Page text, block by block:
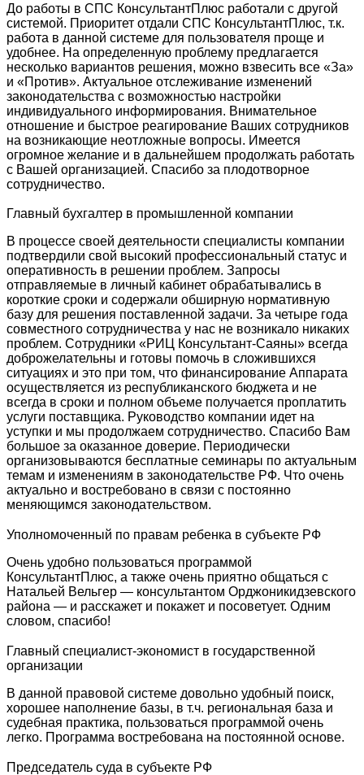
До работы в СПС КонсультантПлюс работали с другой
системой. Приоритет отдали СПС КонсультантПлюс, т.к.
работа в данной системе для пользователя проще и
удобнее. На определенную проблему предлагается
несколько вариантов решения, можно взвесить все «За»
и «Против». Актуальное отслеживание изменений
законодательства с возможностью настройки
индивидуального информирования. Внимательное
отношение и быстрое реагирование Ваших сотрудников
на возникающие неотложные вопросы. Имеется
огромное желание и в дальнейшем продолжать работать
с Вашей организацией. Спасибо за плодотворное
сотрудничество.
Главный бухгалтер в промышленной компании
В процессе своей деятельности специалисты компании
подтвердили свой высокий профессиональный статус и
оперативность в решении проблем. Запросы
отправляемые в личный кабинет обрабатывались в
короткие сроки и содержали обширную нормативную
базу для решения поставленной задачи. За четыре года
совместного сотрудничества у нас не возникало никаких
проблем. Сотрудники «РИЦ Консультант-Саяны» всегда
доброжелательны и готовы помочь в сложившихся
ситуациях и это при том, что финансирование Аппарата
осуществляется из республиканского бюджета и не
всегда в сроки и полном объеме получается проплатить
услуги поставщика. Руководство компании идет на
уступки и мы продолжаем сотрудничество. Спасибо Вам
большое за оказанное доверие. Периодически
организовываются бесплатные семинары по актуальным
темам и изменениям в законодательстве РФ. Что очень
актуально и востребовано в связи с постоянно
меняющимся законодательством.
Уполномоченный по правам ребенка в субъекте РФ
Очень удобно пользоваться программой
КонсультантПлюс, а также очень приятно общаться с
Натальей Вельгер — консультантом Орджоникидзевского
района — и расскажет и покажет и посоветует. Одним
словом, спасибо!
Главный специалист-экономист в государственной
организации
В данной правовой системе довольно удобный поиск,
хорошее наполнение базы, в т.ч. региональная база и
судебная практика, пользоваться программой очень
легко. Программа востребована на постоянной основе.
Председатель суда в субъекте РФ